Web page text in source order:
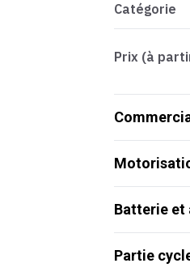
Catégorie
Prix (à
Batterie et
Partie